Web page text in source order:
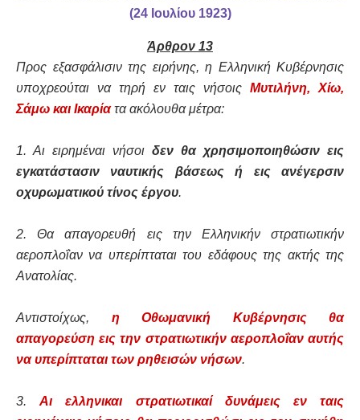
(24 Ιουλίου 1923)
Άρθρον 13
Προς εξασφάλισιν της ειρήνης, η Ελληνική Κυβέρνησις
υποχρεούται να τηρή εν ταις νήσοις Μυτιλήνη, Χίω,
Σάμω και Ικαρία τα ακόλουθα μέτρα:
1. Αι ειρημέναι νήσοι δεν θα χρησιμοποιηθώσιν εις
εγκατάστασιν ναυτικής βάσεως ή εις ανέγερσιν
οχυρωματικού τίνος έργου.
2. Θα απαγορευθή εις την Ελληνικήν στρατιωτικήν
αεροπλοΐαν να υπερίπταται του εδάφους της ακτής της
Ανατολίας.
Αντιστοίχως, η Οθωμανική Κυβέρνησις θα
απαγορεύση εις την στρατιωτικήν αεροπλοΐαν αυτής
να υπερίπταται των ρηθεισών νήσων.
3.Αι ελληνικαι στρατιωτικαί δυνάμεις εν ταις